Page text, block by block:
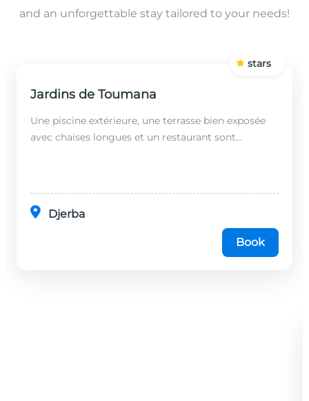
and an unforgettable stay tailored to your needs!
Jardins de Toumana
Une piscine extérieure, une terrasse bien exposée
avec chaises longues et un restaurant sont
Djerba
stars
Book